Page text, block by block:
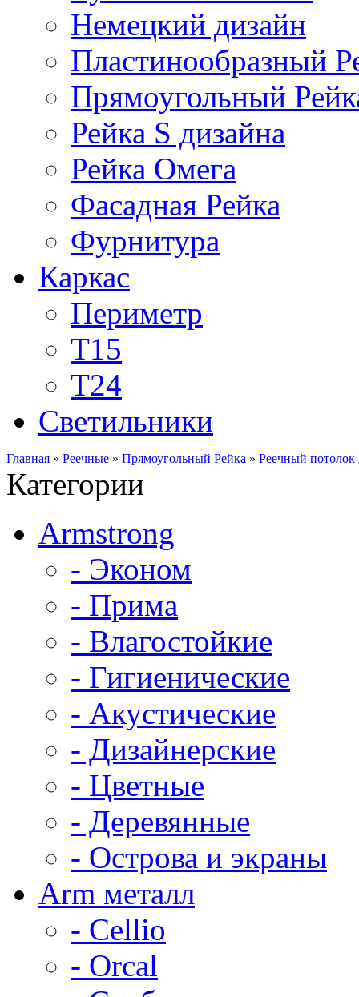
Немецкий дизайн
Пластинообразный
Прямоугольный
Рейка S дизайна
Рейка Омега
Фасадная Рейка
Фурнитура
Каркас
Периметр
Т15
Т24
Светильники
Главная » Реечные » Прямоугольный Рейка » Реечный
Категории
Armstrong
- Эконом
- Прима
- Влагостойкие
- Гигиенические
- Акустические
- Дизайнерские
- Цветные
- Деревянные
- Острова и экраны
Arm металл
- Cellio
- Orcal